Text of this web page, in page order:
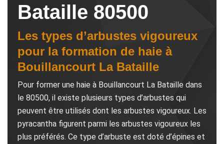
Bataille 80500
Les types d’arbustes vigoureux
pour la formation de haie à
Bouillancourt La Bataille
Pour former une haie à Bouillancourt La Bataille dans
le 80500, il existe plusieurs types d’arbustes qui
peuvent être utilisés dont les arbustes vigoureux. Les
pyracantha figurent parmi les arbustes vigoureux les
plus préférés. Ce type d’arbuste est doté d’épines et